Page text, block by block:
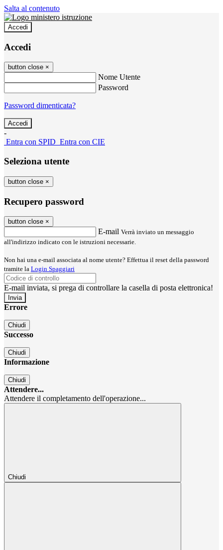
Salta al contenuto
Accedi
Accedi
button close ×
Nome Utente
Password
Password dimenticata?
-
Entra con SPID Entra con CIE
Seleziona utente
button close ×
Recupero password
button close ×
E-mail Verrà inviato un messaggio
all'indirizzo indicato con le istruzioni necessarie.
Non hai una e-mail associata al nome utente? Effettua il reset della password
tramite la Login Spaggiari
E-mail inviata, si prega di controllare la casella di posta elettronica!
Errore
Chiudi
Successo
Chiudi
Informazione
Chiudi
Attendere...
Attendere il completamento dell'operazione...
Chiudi